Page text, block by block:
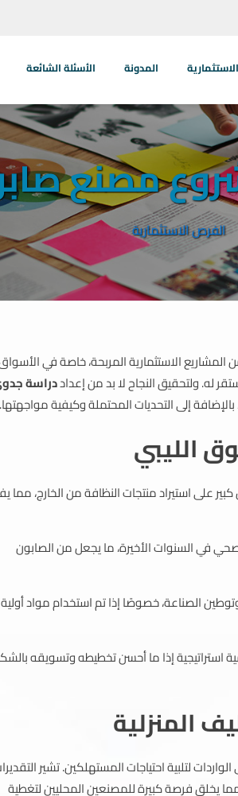
المدونة الأسئلة الشائعة
مصنع
الفرص الاستثمارية
الاستثمارية المربحة، خاصة في
له. ولتحقيق النجاح لا بد من إعداددراسة
إلى التحديات المحتملة وكيفية مواجهتها.
الليبي
على استيراد منتجات النظافة من الخارج، مما
في السنوات الأخيرة، ما يجعل من الصابون
الصناعة، خصوصًا إذا تم استخدام مواد أولية
استراتيجية إذا ما أحسن تخطيطه وتسويقه
المنزلية
لتلبية احتياجات المستهلكين. تشير
يخلق فرصة كبيرة للمصنعين المحليين لتغطية